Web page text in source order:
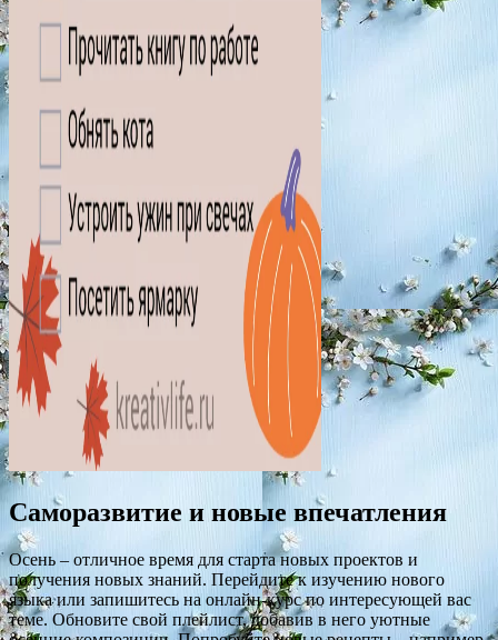
Саморазвитие и новые впечатления
Осень – отличное время для старта новых проектов и
получения новых знаний. Перейдите к изучению нового
языка или запишитесь на онлайн-курс по интересующей вас
теме. Обновите свой плейлист, добавив в него уютные